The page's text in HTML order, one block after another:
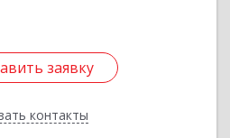
заявку
контакты
заявку
Назад